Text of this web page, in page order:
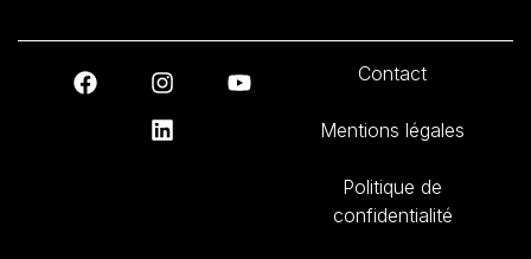
Contact
Mentions légales
Politique de
confidentialité